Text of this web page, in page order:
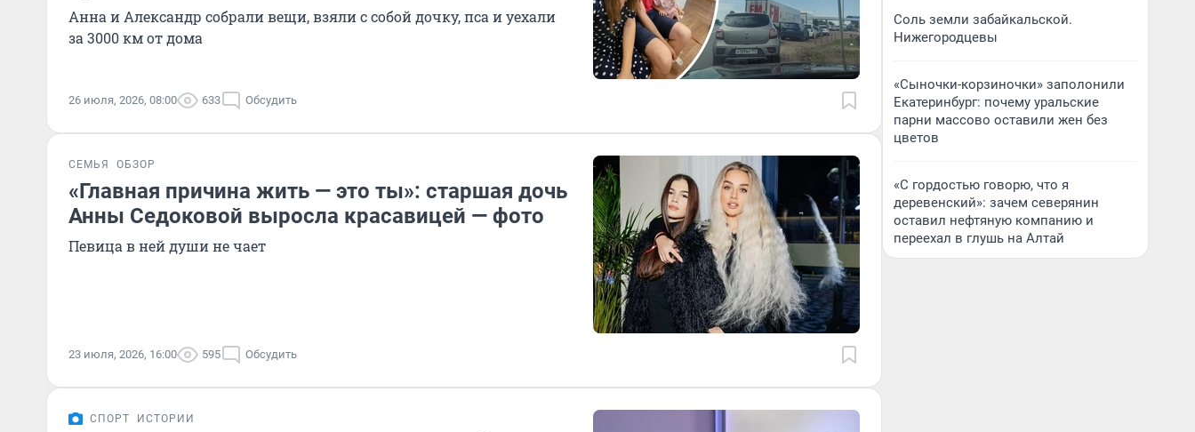
Анна и Александр собрали вещи, взяли с собой дочку, пса и уехали
за 3000 км от дома
26 июля, 2026, 08:00 633 Обсудить
СЕМЬЯ ОБЗОР
«Главная причина жить — это ты»: старшая дочь
Анны Седоковой выросла красавицей — фото
Певица в ней души не чает
23 июля, 2026, 16:00 595 Обсудить
СПОРТ ИСТОРИИ
Соль земли забайкальской.
Нижегородцевы
«Сыночки-корзиночки» заполонили
Екатеринбург: почему уральские
парни массово оставили жен без
цветов
«С гордостью говорю, что я
деревенский»: зачем северянин
оставил нефтяную компанию и
переехал в глушь на Алтай